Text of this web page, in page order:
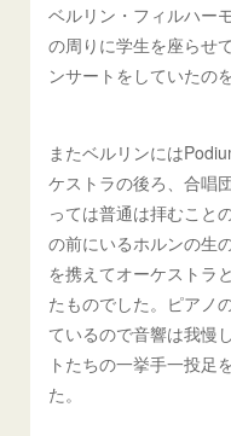
ベルリン・フィルハー
の周りに学生を座らせ
ンサートをしていたの
またベルリンには
ケストラの後ろ、合唱
っては普通は拝むこと
の前にいるホルンの生
を携えてオーケストラ
たものでした。ピアノ
ているので音響は我慢
トたちの一挙手一投足
た。